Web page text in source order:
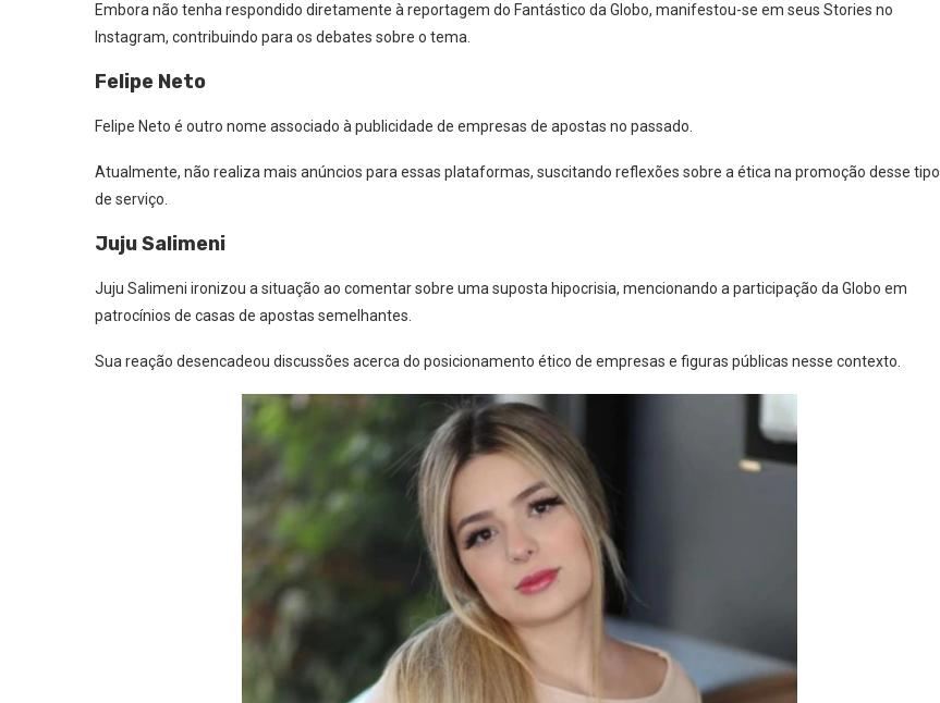
Embora não tenha respondido diretamente à reportagem do Fantástico da Globo, manifestou-se em seus Stories no
Instagram, contribuindo para os debates sobre o tema.
Felipe Neto
Felipe Neto é outro nome associado à publicidade de empresas de apostas no passado.
Atualmente, não realiza mais anúncios para essas plataformas, suscitando reflexões sobre a ética na promoção desse tipo
de serviço.
Juju Salimeni
Juju Salimeni ironizou a situação ao comentar sobre uma suposta hipocrisia, mencionando a participação da Globo em
patrocínios de casas de apostas semelhantes.
Sua reação desencadeou discussões acerca do posicionamento ético de empresas e figuras públicas nesse contexto.